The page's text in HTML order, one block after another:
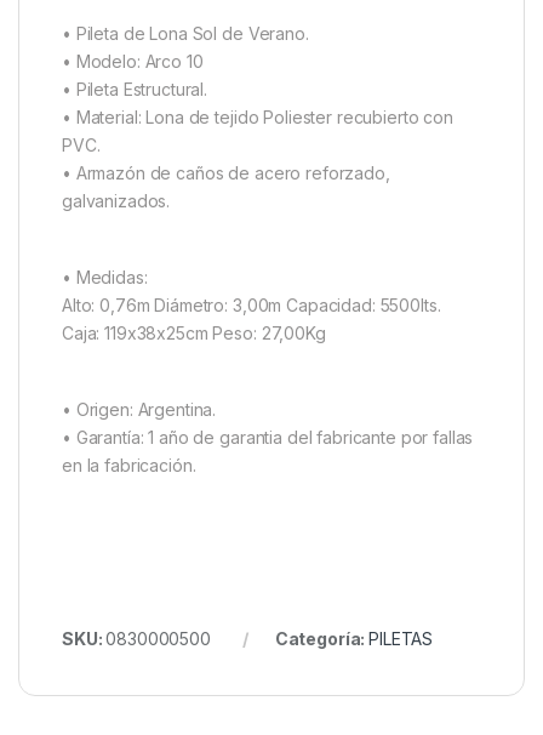
• Pileta de Lona Sol de Verano.
• Modelo: Arco 10
• Pileta Estructural.
• Material: Lona de tejido Poliester recubierto con
PVC.
• Armazón de caños de acero reforzado,
galvanizados.
• Medidas:
Alto: 0,76m Diámetro: 3,00m Capacidad: 5500lts.
Caja: 119x38x25cm Peso: 27,00Kg
• Origen: Argentina.
• Garantía: 1 año de garantia del fabricante por fallas
en la fabricación.
SKU:0830000500 Categoría:PILETAS